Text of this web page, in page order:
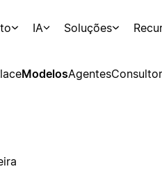
IA Soluções
ModelosAgentes